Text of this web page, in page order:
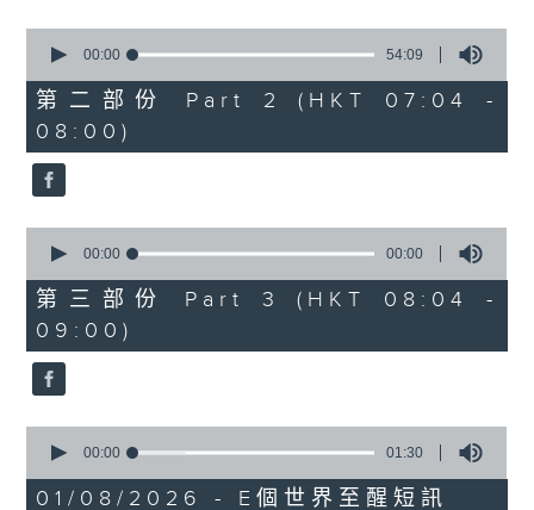
seconds
54
minutes,
9
seconds
00:00 54:09
第二部份 Part 2 (HKT 07:04 -
08:00)
seconds
0
seconds
00:00 00:00
第三部份 Part 3 (HKT 08:04 -
09:00)
seconds
1
00:00 01:30
01/08/2026 - E個世界至醒短訊